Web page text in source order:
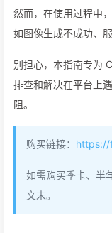
然而，在使用过程中
如图像生成不成功、
别担心，本指南专为
排查和解决在平台上
阻。
购买链接：
如需购买季卡、半
文末。